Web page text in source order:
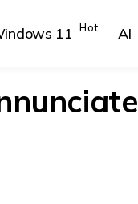
11 Hot AI